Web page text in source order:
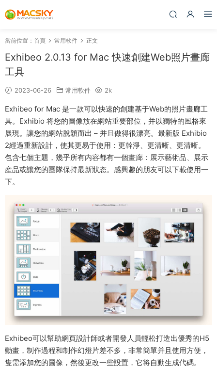
當前位置： 首頁 常用軟件 正文
Exhibeo 2.0.13 for Mac 快速創建Web照片畫廊
工具
2023-06-26 常用軟件 2k
Exhibeo for Mac 是一款可以快速的創建基于Web的照片畫廊工
具。Exhibio 将您的圖像放在網站重要部位，并以獨特的風格來
展現。讓您的網站脫穎而出 – 并且做得很漂亮。最新版 Exhibio
2經過重新設計，使其更易于使用：更幹淨、更清晰、更清晰。
包含七個主題，幾乎所有内容都有一個畫廊：展示藝術品、展示
産品或讓您的團隊保持最新狀态。感興趣的朋友可以下載使用一
下。
Exhibeo可以幫助網頁設計師或者開發人員輕松打造出優秀的H5
動畫，制作過程和制作幻燈片差不多，非常簡單并且使用方便，
隻需添加您的圖像，然後更改一些設置，它将自動生成代碼。